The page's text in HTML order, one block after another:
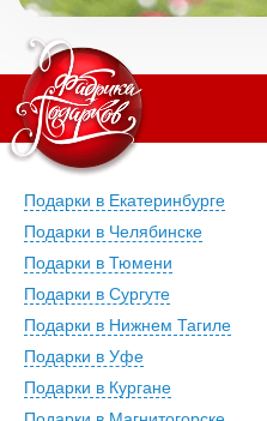
Подарки в Екатеринбурге
Подарки в Челябинске
Подарки в Тюмени
Подарки в Сургуте
Подарки в Нижнем Тагиле
Подарки в Уфе
Подарки в Кургане